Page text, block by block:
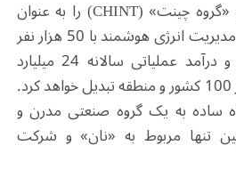
«گروه چینت» (CHINT) را به عنوان
شرکتی پیشگام در عرصه مدیریت انرژی هوشمند با 50 هزار نفر
پرسنل در سراسر جهان و درآمد عملیاتی سالانه 24 میلیارد
دلاری و فعالیت در بیش از 100 کشور و منطقه تبدیل خواهد کرد.
ساده به یک گروه صنعتی مدرن و
تنها مربوط به «نان» و شرکت